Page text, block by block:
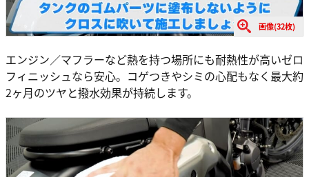
画像(32枚)
エンジン／マフラーなど熱を持つ場所にも耐熱性が高いゼロ
フィニッシュなら安心。コゲつきやシミの心配もなく最大約
2ヶ月のツヤと撥水効果が持続します。